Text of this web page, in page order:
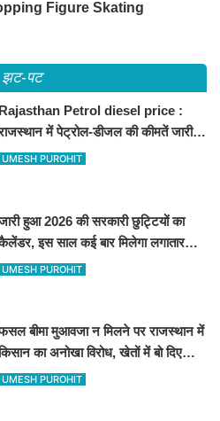
झट-पट
Rajasthan Petrol diesel price :
में पेट्रोल-डीजल की कीमतें जारी,
बीकानेर समेत पुरे प्रदेश में नए रेट
UMESH PUROHIT
हुआ 2026 की सरकारी छुट्टियों का
इस साल कई बार मिलेगा लगातार
देखें
UMESH PUROHIT
बीमा मुआवजा न मिलने पर राजस्थान में
का अनोखा विरोध, खेतों में बो दिए
500 रुपए के नोट, वीडियो वायरल
UMESH PUROHIT